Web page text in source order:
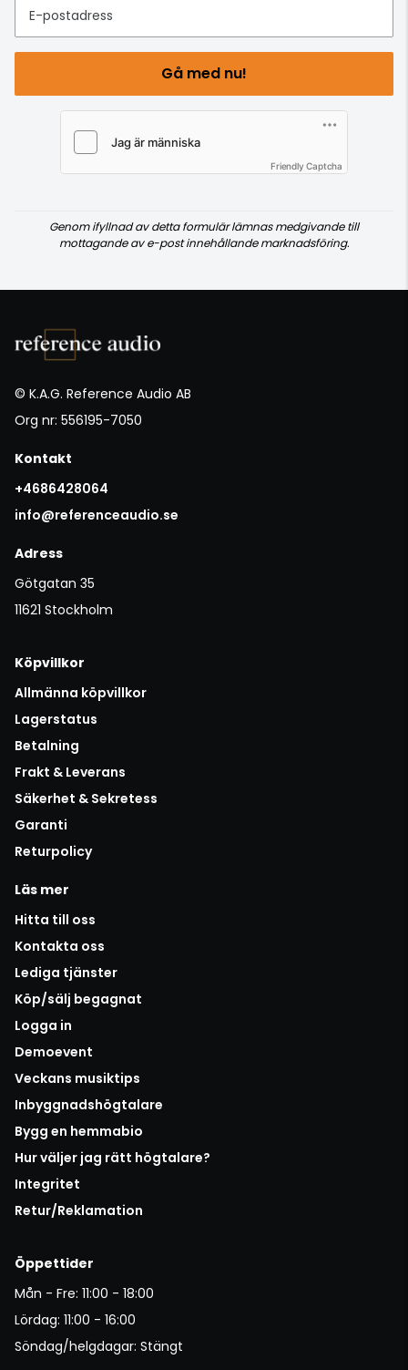
E-postadress
Gå med nu!
Friendly Captcha
Genom ifyllnad av detta formulär lämnas medgivande till
mottagande av e-post innehållande marknadsföring.
© K.A.G. Reference Audio AB
Org nr: 556195-7050
Kontakt
+4686428064
info@referenceaudio.se
Adress
Götgatan 35
11621 Stockholm
Köpvillkor
Allmänna köpvillkor
Lagerstatus
Betalning
Frakt & Leverans
Säkerhet & Sekretess
Garanti
Returpolicy
Läs mer
Hitta till oss
Kontakta oss
Lediga tjänster
Köp/sälj begagnat
Logga in
Demoevent
Veckans musiktips
Inbyggnadshögtalare
Bygg en hemmabio
Hur väljer jag rätt högtalare?
Integritet
Retur/Reklamation
Öppettider
Mån - Fre: 11:00 - 18:00
Lördag: 11:00 - 16:00
Söndag/helgdagar: Stängt